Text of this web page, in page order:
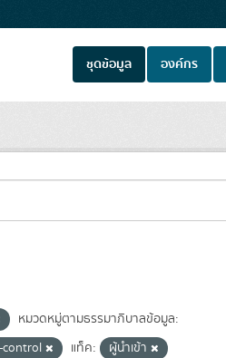
ชุดข้อมูล องค์กร
หมวดหมู่ตามธรรมาภิบาลข้อมูล:
แท็ค: ผู้นำเข้า